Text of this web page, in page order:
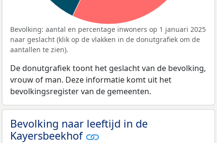
Bevolking: aantal en percentage inwoners op 1 januari 2025
naar geslacht (klik op de vlakken in de donutgrafiek om de
aantallen te zien).
De donutgrafiek toont het geslacht van de bevolking,
vrouw of man. Deze informatie komt uit het
bevolkingsregister van de gemeenten.
Bevolking naar leeftijd in de
Kayersbeekhof